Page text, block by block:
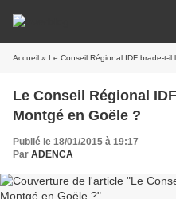
Accueil » Le Conseil Régional IDF brade-t-
Le Conseil Régional
Montgé en Goële ?
Publié le 18/01/2015 à 19:17
Par ADENCA